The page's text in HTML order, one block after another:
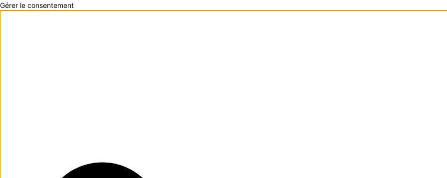
Gérer le consentement